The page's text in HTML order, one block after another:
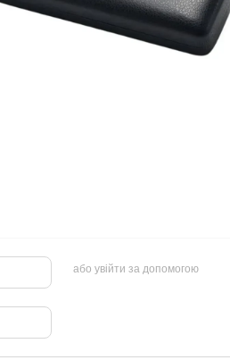
або увійти за допомогою